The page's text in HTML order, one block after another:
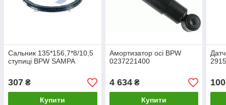
Сальник 135*156,7*8/10,5
ступиці BPW SAMPA
307 ₴
Купити
Амортизатор осі BPW
0237221400
4 634₴
Купити
100